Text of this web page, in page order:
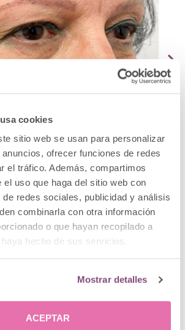
cookies
sitio web se usan para personalizar
ofrecer funciones de redes
el tráfico. Además, compartimos
el uso que haga del sitio web con
redes sociales, publicidad y análisis
combinarla con otra información
o que hayan recopilado a
hecho de sus servicios.
Mostrar detalles
ACEPTAR
de la belleza y de la
es un
ha tenido una constante
en las técnicas, como
Esto nos ha